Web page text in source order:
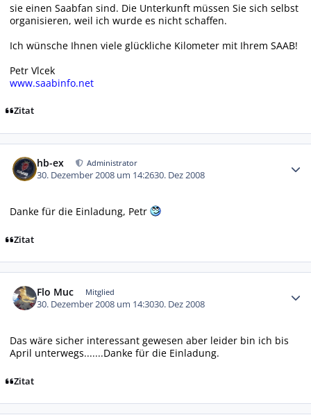
sie einen Saabfan sind. Die Unterkunft müssen Sie sich selbst
organisieren, weil ich wurde es nicht schaffen.
Ich wünsche Ihnen viele glückliche Kilometer mit Ihrem SAAB!
Petr Vlcek
www.saabinfo.net
Zitat
hb-ex Administrator
30. Dezember 2008 um 14:2630. Dez 2008
Danke für die Einladung, Petr
Zitat
Flo Muc Mitglied
30. Dezember 2008 um 14:3030. Dez 2008
Das wäre sicher interessant gewesen aber leider bin ich bis
April unterwegs.......Danke für die Einladung.
Zitat